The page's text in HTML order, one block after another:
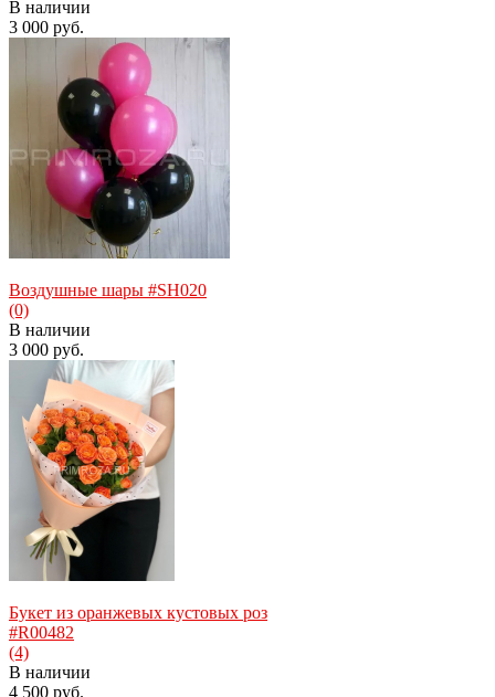
избранное сравнить
В наличии
3 000 руб.
избранное сравнить
Воздушные шары #SH020
(0)
В наличии
3 000 руб.
Букет из оранжевых кустовых роз
#R00482
(4)
В наличии
4 500 руб.